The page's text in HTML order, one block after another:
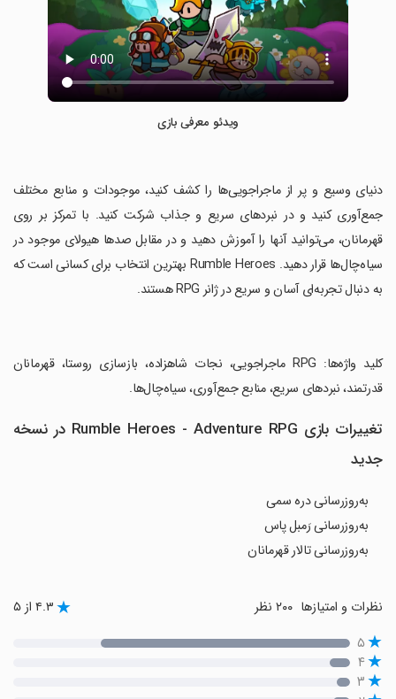
ویدئو معرفی بازی
‏دنیای وسیع و پر از ماجراجویی‌ها را کشف کنید، موجودات و منابع مختلف
جمع‌آوری کنید و در نبردهای سریع و جذاب شرکت کنید. با تمرکز بر روی
قهرمانان، می‌توانید آنها را آموزش دهید و در مقابل صدها هیولای موجود در
سیاه‌چال‌ها قرار دهید. Rumble Heroes بهترین انتخاب برای کسانی است که
به دنبال تجربه‌ای آسان و سریع در ژانر RPG هستند.
‏کلید واژه‌ها: RPG ماجراجویی، نجات شاهزاده، بازسازی روستا، قهرمانان
قدرتمند، نبردهای سریع، منابع جمع‌آوری، سیاه‌چال‌ها.
تغییرات بازی Rumble Heroes - Adventure RPG در نسخه
جدید
به‌روزرسانی دره سمی
به‌روزرسانی رَمبل پاس
به‌روزرسانی تالار قهرمانان
نظرات و امتیازها ۴.۳ از ۵
۵
۴
۳